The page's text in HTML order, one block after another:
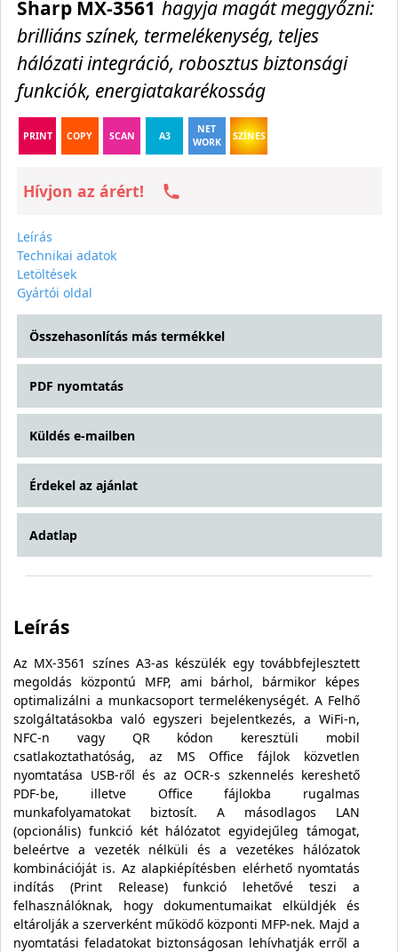
Sharp MX-3561 hagyja magát meggyőzni:
brilliáns színek, termelékenység, teljes
hálózati integráció, robosztus biztonsági
funkciók, energiatakarékosság
PRINT COPY SCAN A3
NET
WORK
SZÍNES
Hívjon az árért!
Leírás
Technikai adatok
Letöltések
Gyártói oldal
Összehasonlítás más termékkel
PDF nyomtatás
Küldés e-mailben
Érdekel az ajánlat
Adatlap
Leírás
Az MX-3561 színes A3-as készülék egy továbbfejlesztett
megoldás központú MFP, ami bárhol, bármikor képes
optimalizálni a munkacsoport termelékenységét. A Felhő
szolgáltatásokba való egyszeri bejelentkezés, a WiFi-n,
NFC-n vagy QR kódon keresztüli mobil
csatlakoztathatóság, az MS Office fájlok közvetlen
nyomtatása USB-ről és az OCR-s szkennelés kereshető
PDF-be, illetve Office fájlokba rugalmas
munkafolyamatokat biztosít. A másodlagos LAN
(opcionális) funkció két hálózatot egyidejűleg támogat,
beleértve a vezeték nélküli és a vezetékes hálózatok
kombinációját is. Az alapkiépítésben elérhető nyomtatás
indítás (Print Release) funkció lehetővé teszi a
felhasználóknak, hogy dokumentumaikat elküldjék és
eltárolják a szerverként működő központi MFP-nek. Majd a
nyomtatási feladatokat biztonságosan lehívhatják erről a